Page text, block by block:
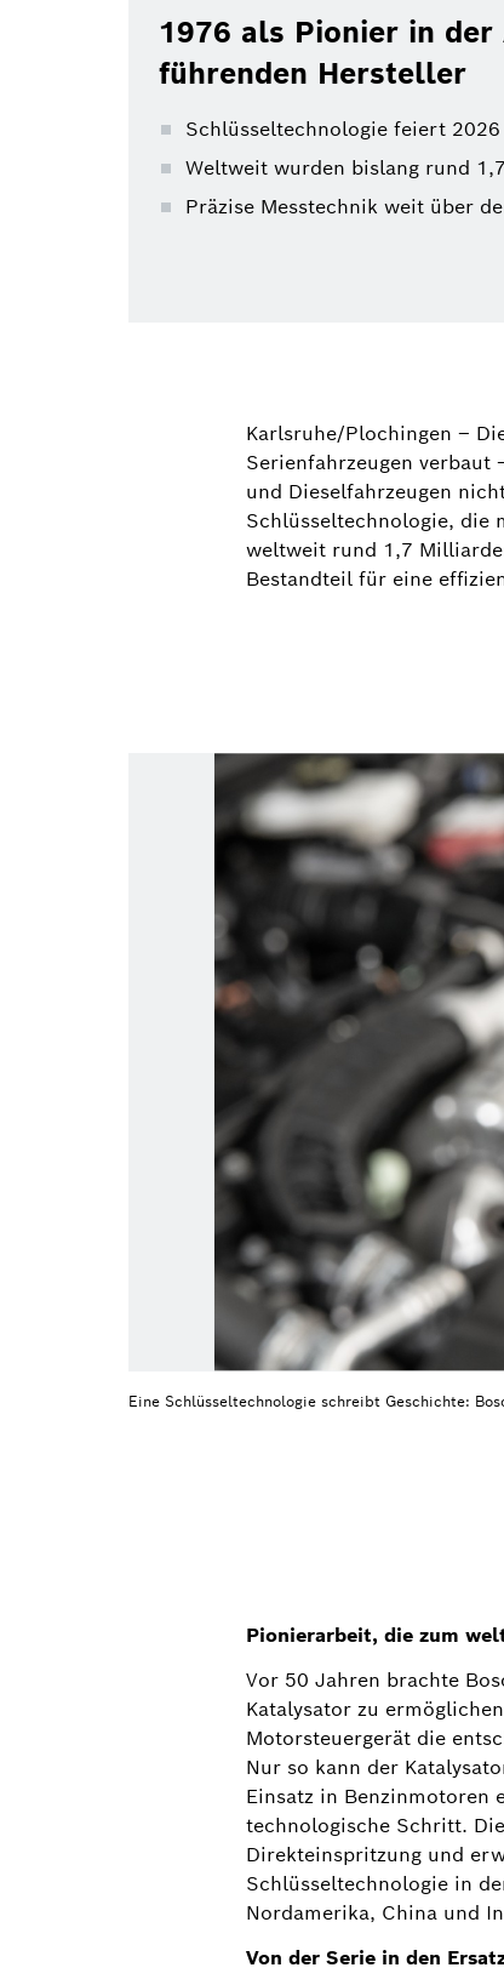
1976 als Pionier in
führenden Hersteller
Schlüsseltechnologie feiert
Weltweit wurden bislang rund
Präzise Messtechnik weit über
Karlsruhe/Plochingen –
Serienfahrzeugen
und Dieselfahrzeugen
Schlüsseltechnologie, die
weltweit rund 1,7
Bestandteil für eine
Eine Schlüsseltechnologie schreibt Geschichte:
Pionierarbeit, die zum
Vor 50 Jahren brachte
Katalysator zu
Motorsteuergerät die
Nur so kann der
Einsatz in Benzinmotoren
technologische Schritt.
Direkteinspritzung und
Schlüsseltechnologie in
Nordamerika, China und
Von der Serie in den